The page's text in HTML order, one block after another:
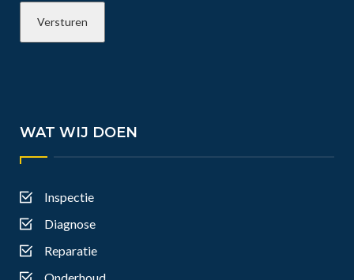
WAT WIJ DOEN
Inspectie
Diagnose
Reparatie